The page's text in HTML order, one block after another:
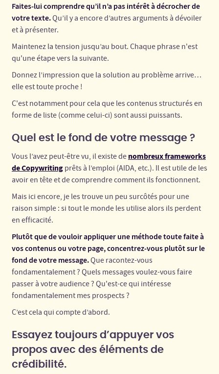
Faites-lui comprendre qu’il n’a pas intérêt à décrocher de
votre texte.Qu’il y a encore d’autres arguments à dévoiler
et à présenter.
Maintenez la tension jusqu’au bout. Chaque phrase n'est
qu'une étape vers la suivante.
Donnez l’impression que la solution au problème arrive…
elle est toute proche !
C'est notamment pour cela que les contenus structurés en
forme de liste (comme celui-ci) sont aussi puissants.
Quel est le fond de votre message ?
Vous l’avez peut-être vu, il existe de nombreux frameworks
de Copywriting prêts à l’emploi (AIDA, etc.). Il est utile de les
avoir en tête et de comprendre comment ils fonctionnent.
Mais ici encore, je les trouve un peu surcôtés pour une
raison simple : si tout le monde les utilise alors ils perdent
en efficacité.
Plutôt que de vouloir appliquer une méthode toute faite à
vos contenus ou votre page, concentrez-vous plutôt sur le
fond de votre message.Que racontez-vous
fondamentalement ? Quels messages voulez-vous faire
passer à votre audience ? Qu'est-ce qui intéresse
fondamentalement mes prospects ?
C’est cela qui compte d’abord.
Essayez toujours d’appuyer vos
propos avec des éléments de
crédibilité.